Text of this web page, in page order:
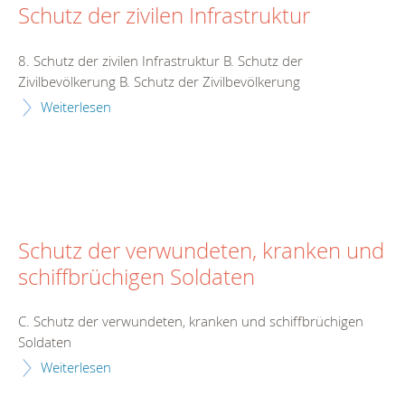
Schutz der zivilen Infrastruktur
8. Schutz der zivilen Infrastruktur B. Schutz der
Zivilbevölkerung B. Schutz der Zivilbevölkerung
Weiterlesen
Schutz der verwundeten, kranken und
schiffbrüchigen Soldaten
C. Schutz der verwundeten, kranken und schiffbrüchigen
Soldaten
Weiterlesen